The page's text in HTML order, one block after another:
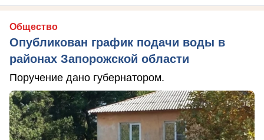
Общество
Опубликован график подачи воды в
районах Запорожской области
Поручение дано губернатором.